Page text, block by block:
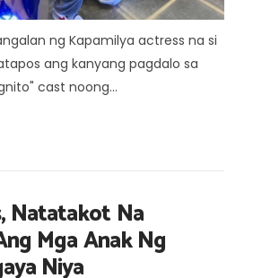
ng Kapamilya actress na si
ang kanyang pagdalo sa
cast noong...
Natatakot Na
Mga Anak Ng
Niya